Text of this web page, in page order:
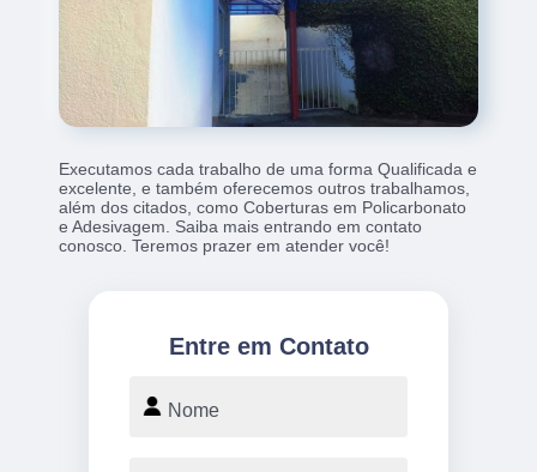
Executamos cada trabalho de uma forma Qualificada e
excelente, e também oferecemos outros trabalhamos,
além dos citados, como Coberturas em Policarbonato
e Adesivagem. Saiba mais entrando em contato
conosco. Teremos prazer em atender você!
Entre em Contato